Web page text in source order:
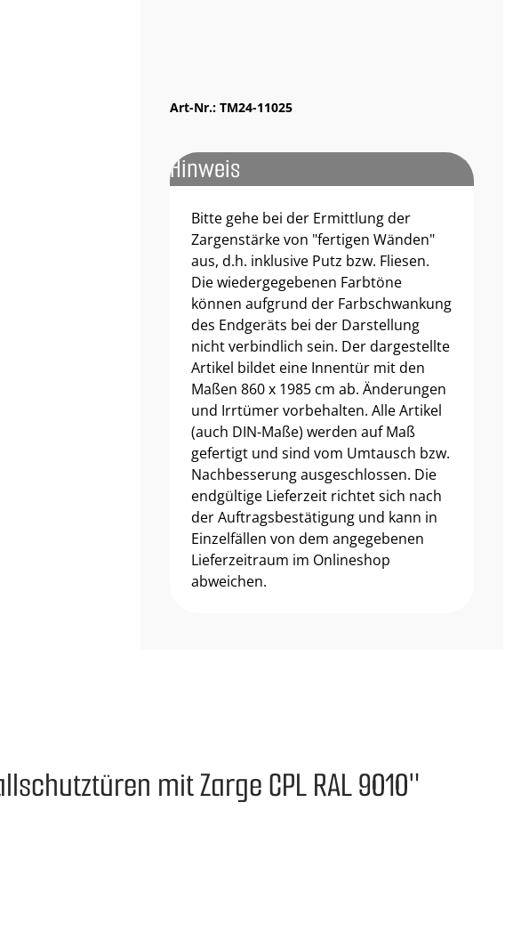
Art-Nr.: TM24-11025
Hinweis
Bitte gehe bei der Ermittlung der
Zargenstärke von "fertigen Wänden"
aus, d.h. inklusive Putz bzw. Fliesen.
Die wiedergegebenen Farbtöne
können aufgrund der Farbschwankung
des Endgeräts bei der Darstellung
nicht verbindlich sein. Der dargestellte
Artikel bildet eine Innentür mit den
Maßen 860 x 1985 cm ab. Änderungen
und Irrtümer vorbehalten. Alle Artikel
(auch DIN-Maße) werden auf Maß
gefertigt und sind vom Umtausch bzw.
Nachbesserung ausgeschlossen. Die
endgültige Lieferzeit richtet sich nach
der Auftragsbestätigung und kann in
Einzelfällen von dem angegebenen
Lieferzeitraum im Onlineshop
abweichen.
mit Zarge CPL RAL 9010"